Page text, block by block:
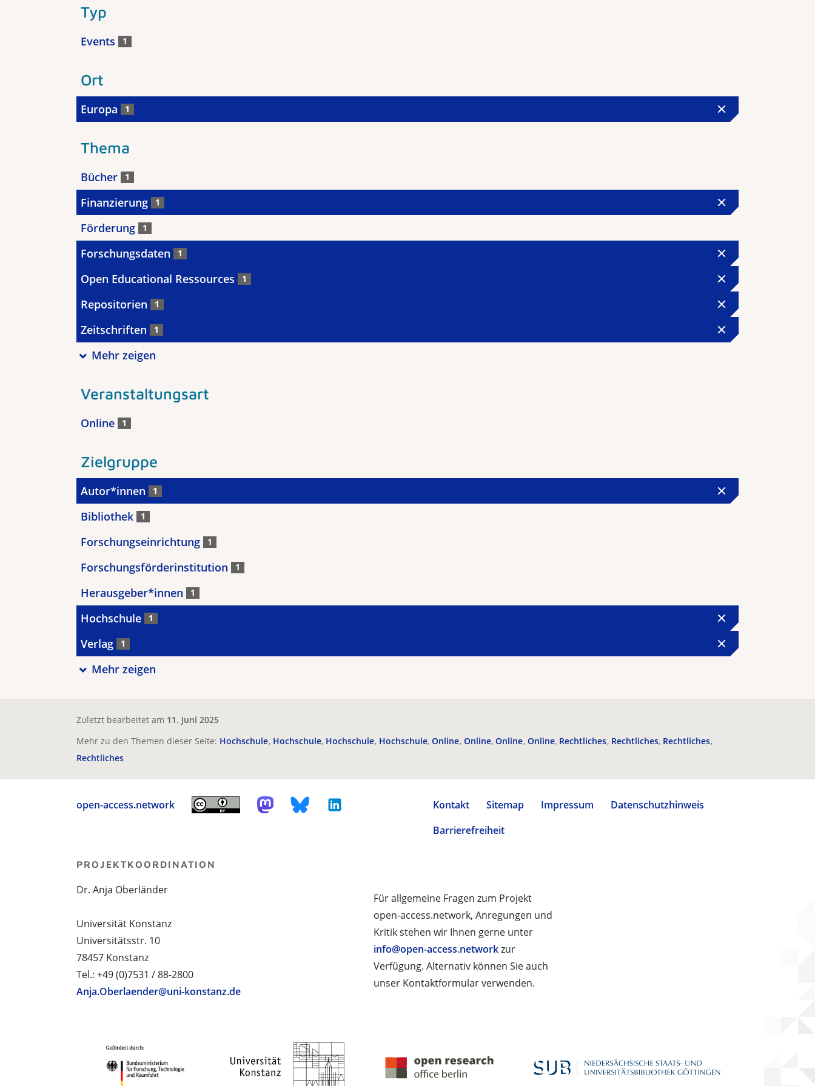
Typ
Events 1
Ort
Europa 1
Thema
Bücher 1
Finanzierung 1
Förderung 1
Forschungsdaten 1
Open Educational Ressources 1
Repositorien 1
Zeitschriften 1
Mehr zeigen
Veranstaltungsart
Online 1
Zielgruppe
Autor*innen 1
Bibliothek 1
Forschungseinrichtung 1
Forschungsförderinstitution 1
Herausgeber*innen 1
Hochschule 1
Verlag 1
Mehr zeigen
Zuletzt bearbeitet am 11. Juni 2025
Mehr zu den Themen dieser Seite: Hochschule Hochschule Hochschule Hochschule Online Online Online Online Rechtliches Rechtliches Rechtliches
Rechtliches
open-access.network Kontakt Sitemap Impressum
Datenschutzhinweis
Barrierefreiheit
Für allgemeine Fragen zum Projekt
open-access.network, Anregungen und
Kritik stehen wir Ihnen gerne unter
info@open-access.networkzur
Verfügung. Alternativ können Sie auch
unser Kontaktformular verwenden.
PROJEKTKOORDINATION
Dr. Anja Oberländer
Universität Konstanz
Universitätsstr. 10
78457 Konstanz
Tel.: +49 (0)7531 / 88-2800
Anja.Oberlaender@uni-konstanz.de